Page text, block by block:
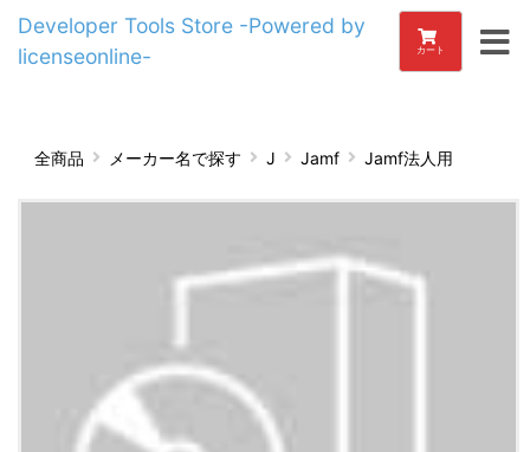
Developer Tools Store -Powered by
licenseonline-
カート
全商品 メーカー名で探す J Jamf Jamf法人用